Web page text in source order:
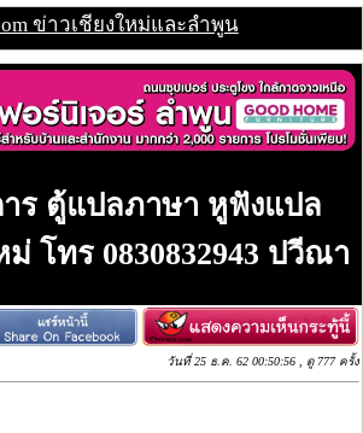
ข่าวเชียงใหม่และลำพูน
ร ตู้แปลภาษา หูฟังแปล
ม่ โทร 0830832943 ปวีณา
วันที่ 25 ธ.ค. 62 00:50:56 , ดู 777 ครั้ง